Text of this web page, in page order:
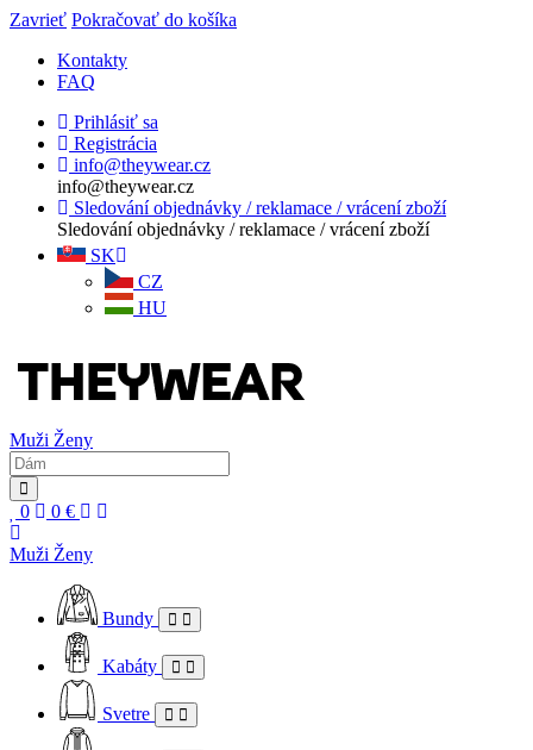
Zavrieť Pokračovať do košíka
Kontakty
FAQ
Prihlásiť sa
Registrácia
info@theywear.cz
info@theywear.cz
Sledování objednávky / reklamace / vrácení zboží
Sledování objednávky / reklamace / vrácení zboží
SK
CZ
HU
Muži Ženy
0 0 €
Muži Ženy
Bundy
Kabáty
Svetre